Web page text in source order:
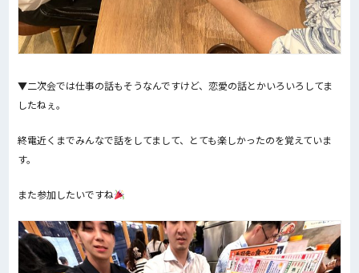
▼二次会では仕事の話もそうなんですけど、恋愛の話とかいろいろしてま
したねぇ。
終電近くまでみんなで話をしてまして、とても楽しかったのを覚えていま
す。
また参加したいですね